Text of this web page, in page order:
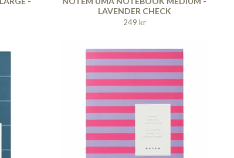
LAVENDER CHECK
249 kr